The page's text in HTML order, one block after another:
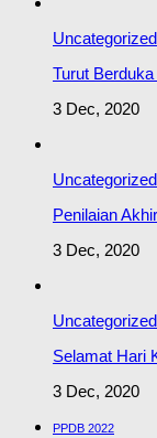
Uncategorized
Turut
3 Dec, 2020
Uncategorized
Penilaian
3 Dec, 2020
Uncategorized
Selamat Hari
3 Dec, 2020
PPDB 2022